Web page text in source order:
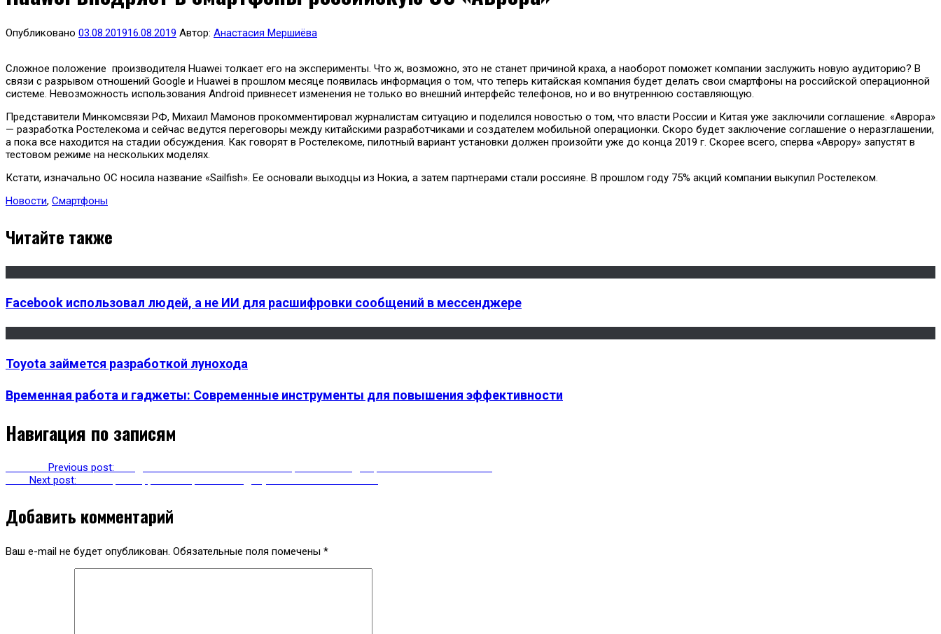
Опубликовано 03.08.201916.08.2019 Автор: Анастасия Мершиёва
Сложное положение производителя Huawei толкает его на эксперименты. Что ж, возможно, это не станет причиной краха, а наоборот поможет компании заслужить новую аудиторию? В
связи с разрывом отношений Google и Huawei в прошлом месяце появилась информация о том, что теперь китайская компания будет делать свои смартфоны на российской операционной
системе. Невозможность использования Android привнесет изменения не только во внешний интерфейс телефонов, но и во внутреннюю составляющую.
Представители Минкомсвязи РФ, Михаил Мамонов прокомментировал журналистам ситуацию и поделился новостью о том, что власти России и Китая уже заключили соглашение. «Аврора»
— разработка Ростелекома и сейчас ведутся переговоры между китайскими разработчиками и создателем мобильной операционки. Скоро будет заключение соглашение о неразглашении,
а пока все находится на стадии обсуждения. Как говорят в Ростелекоме, пилотный вариант установки должен произойти уже до конца 2019 г. Скорее всего, сперва «Аврору» запустят в
тестовом режиме на нескольких моделях.
Кстати, изначально ОС носила название «Sailfish». Ее основали выходцы из Нокиа, а затем партнерами стали россияне. В прошлом году 75% акций компании выкупил Ростелеком.
Новости, Смартфоны
Читайте также
Facebook использовал людей, а не ИИ для расшифровки сообщений в мессенджере
Toyota займется разработкой лунохода
Временная работа и гаджеты: Современные инструменты для повышения эффективности
Навигация по записям
Previous post:
Next post:
Добавить комментарий
Ваш e-mail не будет опубликован. Обязательные поля помечены *